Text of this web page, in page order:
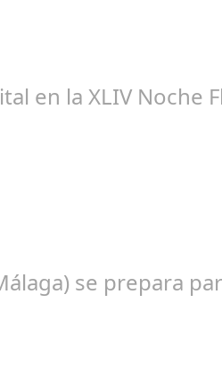
en la XLIV Noche
se prepara